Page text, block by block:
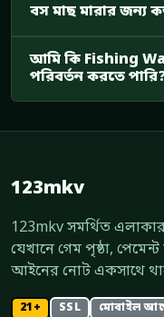
বস মাছ মারার জন্য
আমি কি Fishing
পরিবর্তন করতে
123mkv
123mkv সমর্থিত
যেখানে গেম পৃষ্ঠা,
আইনের নোট একসাথে
21+ SSL মোবাইল